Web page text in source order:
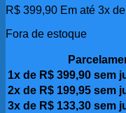
R$ 399,90 Em até 3x de
Fora de estoque
1x de R$ 399,90 sem
2x de R$ 199,95 sem
3x de R$ 133,30 sem